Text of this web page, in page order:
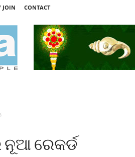
JOIN CONTACT
ରେକର୍ଡ